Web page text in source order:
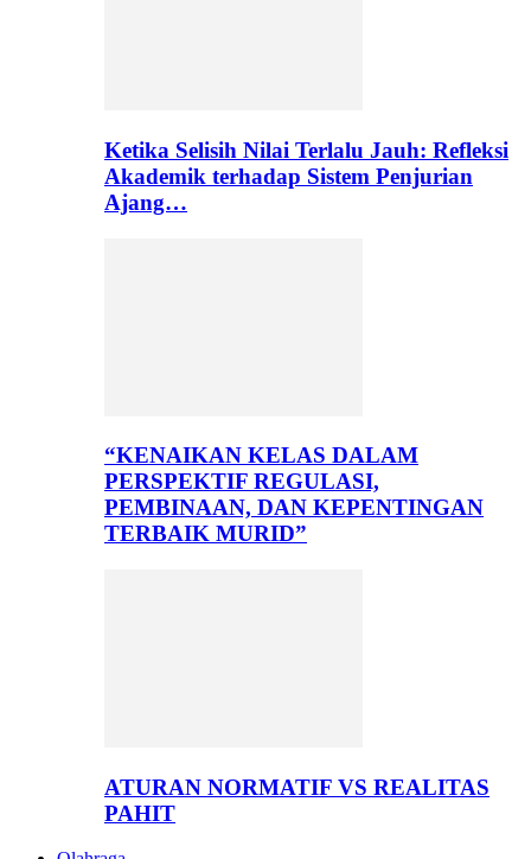
Ketika Selisih Nilai Terlalu Jauh: Refleksi
Akademik terhadap Sistem Penjurian
Ajang…
“KENAIKAN KELAS DALAM
PERSPEKTIF REGULASI,
PEMBINAAN, DAN KEPENTINGAN
TERBAIK MURID”
ATURAN NORMATIF VS REALITAS
PAHIT